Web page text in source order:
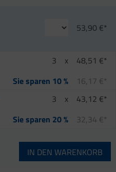
53,90 €*
3
x
Sie sparen 10 %
48,51 €*
16,17 €*
3
x
Sie sparen 20 %
43,12 €*
32,34 €*
IN DEN WARENKORB